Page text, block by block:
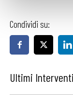
Condividi su:
Ultimi Interventi